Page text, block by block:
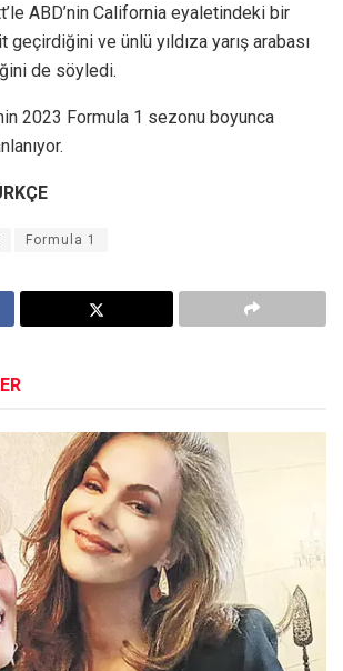
ABD’nin California eyaletindeki bir
geçirdiğini ve ünlü yıldıza yarış arabası
de söyledi.
2023 Formula 1 sezonu boyunca
Formula 1